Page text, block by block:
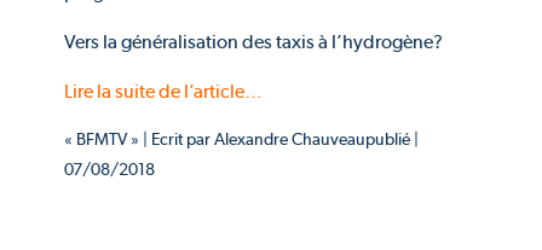
Vers la généralisation des taxis à l’hydrogène?
Lire la suite de l’article…
« BFMTV » | Ecrit par Alexandre Chauveaupublié |
07/08/2018